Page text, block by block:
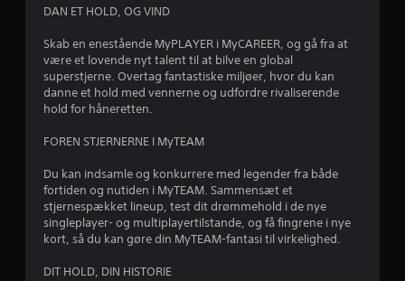
.
6
t
j
e
DAN ET HOLD, OG VIND
Skab en enestående MyPLAYER i MyCAREER, og gå fra at
være et lovende nyt talent til at bilve en global
superstjerne. Overtag fantastiske miljøer, hvor du kan
danne et hold med vennerne og udfordre rivaliserende
hold for håneretten.
FOREN STJERNERNE I MyTEAM
Du kan indsamle og konkurrere med legender fra både
fortiden og nutiden i MyTEAM. Sammensæt et
stjernespækket lineup, test dit drømmehold i de nye
singleplayer- og multiplayertilstande, og få fingrene i nye
kort, så du kan gøre din MyTEAM-fantasi til virkelighed.
DIT HOLD, DIN HISTORIE